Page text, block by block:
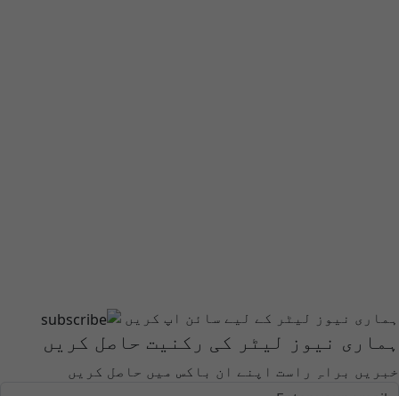
ہماری نیوز لیٹر کے لیے سائن اپ کریں
ہماری نیوز لیٹر کی رکنیت حاصل کریں
خبریں براہِ راست اپنے ان باکس میں حاصل کریں